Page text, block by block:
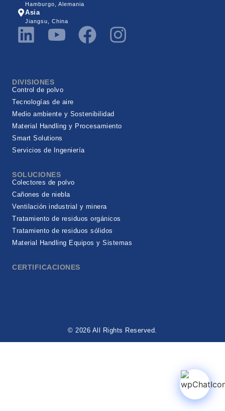
Hamburgo, Alemania
Asia
Jiangsu, China
DIVISIONES
Control de polvo
Tecnologías de aire
Medio ambiente y Sostenibilidad
Material Handling y Procesamiento
Smart Solutions
Servicios de Ingeniería
SOLUCIONES
Colectores de polvo
Cañones de niebla
Ventilación industrial y minera
Tratamiento de residuos orgánicos
Tratamiento de residuos sólidos
Material Handling Equipos y Sistemas
CERTIFICACIONES
© 2026 All Rights Reserved.